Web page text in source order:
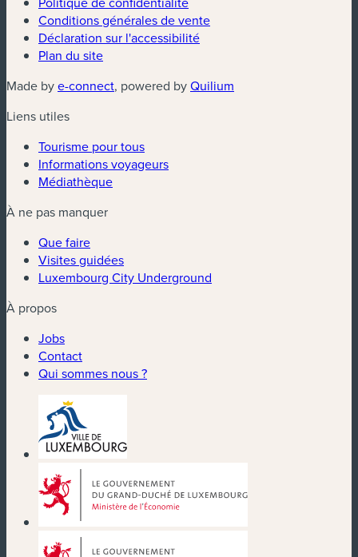
Conditions générales de vente
Déclaration sur l'accessibilité
Plan du site
Made bye-connect(nouvelle fenêtre)
, powered byQuilium
Liens utiles
Tourisme pour tous
Informations voyageurs
Médiathèque
À ne pas manquer
Que faire
Visites guidées
Luxembourg City Underground
À propos
Jobs
Contact
Qui sommes nous ?